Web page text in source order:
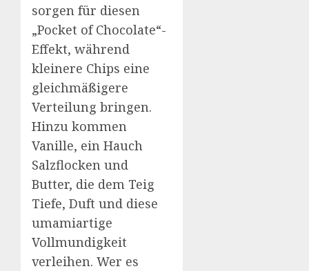
sorgen für diesen
„Pocket of Chocolate“-
Effekt, während
kleinere Chips eine
gleichmäßigere
Verteilung bringen.
Hinzu kommen
Vanille, ein Hauch
Salzflocken und
Butter, die dem Teig
Tiefe, Duft und diese
umamiartige
Vollmundigkeit
verleihen. Wer es